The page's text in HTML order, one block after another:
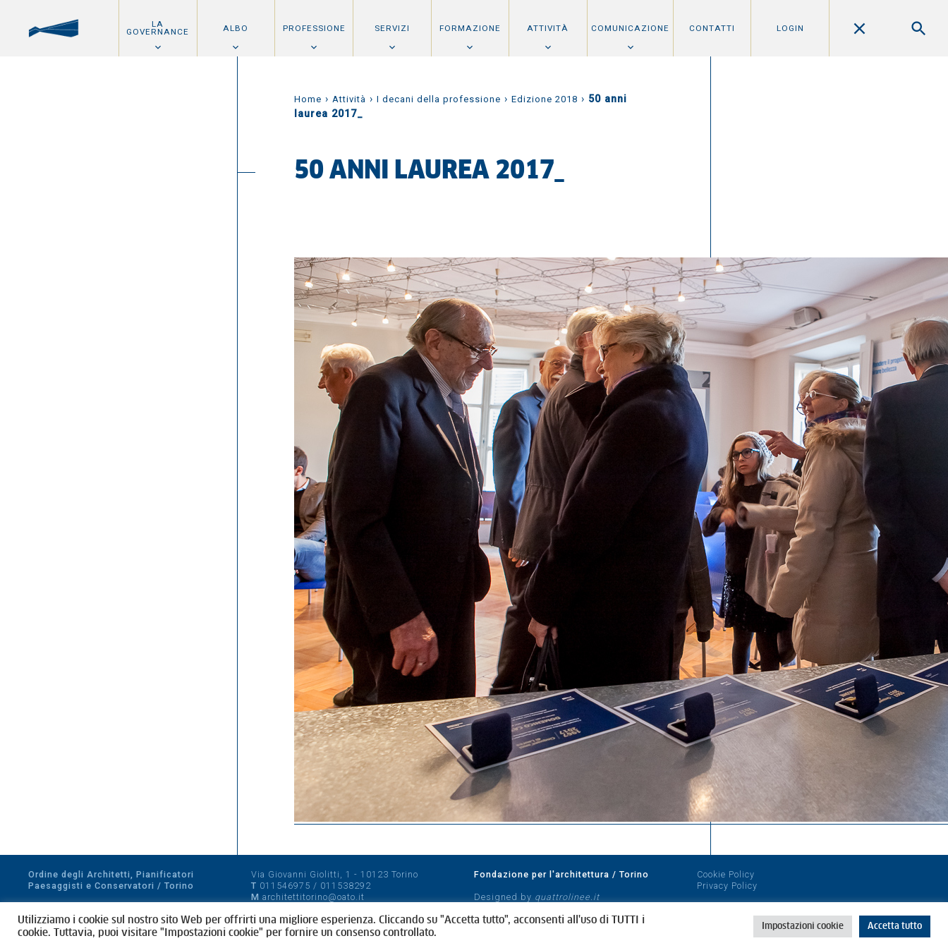
LA
GOVERNANCE ALBO PROFESSIONE SERVIZI FORMAZIONE ATTIVITÀ COMUNICAZIONE CONTATTI LOGIN
Home › Attività › I decani della professione › Edizione 2018 › 50 anni
laurea 2017_
50 ANNI LAUREA 2017_
Ordine degli Architetti, Pianificatori
Paesaggisti e Conservatori / Torino
CF 80089280012
Via Giovanni Giolitti, 1 - 10123 Torino
T 011546975 / 011538292
M architettitorino@oato.it
Fondazione per l'architettura / Torino
Designed by quattrolinee.it
Cookie Policy
Privacy Policy
Utilizziamo i cookie sul nostro sito Web per offrirti una migliore esperienza. Cliccando su "Accetta tutto", acconsenti all'uso di TUTTI i
cookie. Tuttavia, puoi visitare "Impostazioni cookie" per fornire un consenso controllato.
Impostazioni cookie Accetta tutto